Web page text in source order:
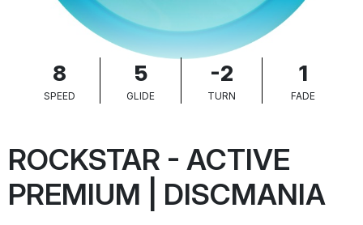
8
SPEED
5
GLIDE
-2
TURN
1
FADE
ROCKSTAR - ACTIVE
PREMIUM | DISCMANIA